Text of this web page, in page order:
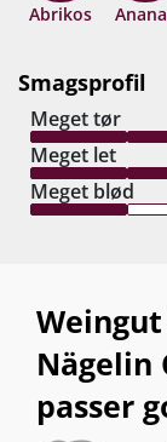
Abrikos
Smagsprofil
Meget tør
Meget let
Meget blød
Weingut
Nägelin
passer